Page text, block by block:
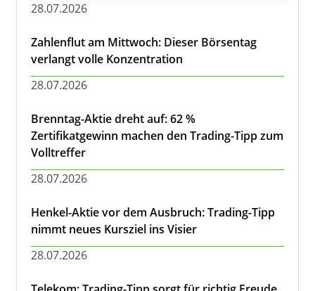
28.07.2026
Zahlenflut am Mittwoch: Dieser Börsentag
verlangt volle Konzentration
28.07.2026
Brenntag-Aktie dreht auf: 62 %
Zertifikatgewinn machen den Trading-Tipp zum
Volltreffer
28.07.2026
Henkel-Aktie vor dem Ausbruch: Trading-Tipp
nimmt neues Kursziel ins Visier
28.07.2026